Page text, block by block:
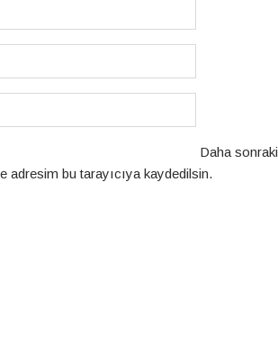
Daha sonraki
adresim bu tarayıcıya kaydedilsin.